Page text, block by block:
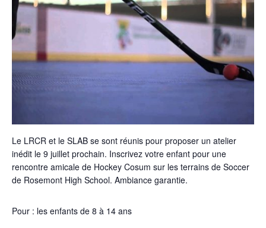
Le LRCR et le SLAB se sont réunis pour proposer un atelier
inédit le 9 juillet prochain. Inscrivez votre enfant pour une
rencontre amicale de Hockey Cosum sur les terrains de Soccer
de Rosemont High School. Ambiance garantie.
Pour : les enfants de 8 à 14 ans